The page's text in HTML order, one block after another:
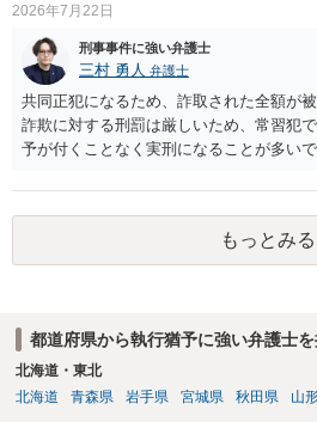
2026年7月22日
刑事事件に強い弁護士
三村 勇人 弁護士
共同正犯になるため、詐取された全額が
詐欺に対する刑罰は厳しいため、常習犯
予が付くことなく実刑になることが多い
す。 弁護士を介して共犯者数人で被害弁
釈申請については、共犯なので、全て公
が、個別具体的な事情により異なります
わるため、刑事事件に精通している弁護
もっとみる
都道府県から執行猶予に強い弁護士
北海道・東北
北海道
青森県 岩手県 宮城県 秋田県 山